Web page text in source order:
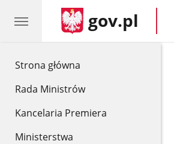
Strona główna
Rada Ministrów
Kancelaria Premiera
Ministerstwa
gov.pl